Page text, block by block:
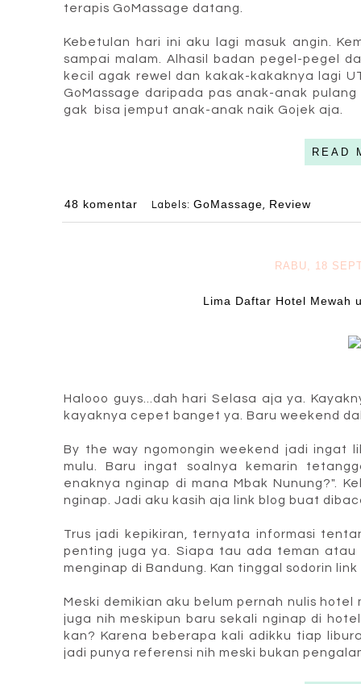
terapis GoMassage datang.
Kebetulan hari ini aku lagi masuk angin.
sampai malam. Alhasil badan pegel-pegel
kecil agak rewel dan kakak-kakaknya lagi
GoMassage daripada pas anak-anak
gak bisa jemput anak-anak naik Gojek aja.
READ
48 komentar Labels:GoMassage, Review
RABU, 18
Lima Daftar Hotel Mewah
Halooo guys...dah hari Selasa aja ya.
kayaknya cepet banget ya. Baru weekend
By the way ngomongin weekend jadi ingat
mulu. Baru ingat soalnya kemarin
enaknya nginap di mana Mbak Nunung?".
nginap. Jadi aku kasih aja link blog buat
Trus jadi kepikiran, ternyata informasi
penting juga ya. Siapa tau ada teman
menginap di Bandung. Kan tinggal sodorin
Meski demikian aku belum pernah nulis
juga nih meskipun baru sekali nginap di
kan? Karena beberapa kali adikku tiap
jadi punya referensi nih meski bukan